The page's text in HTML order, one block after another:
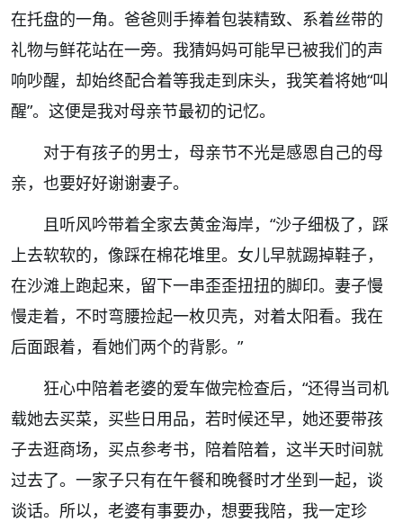
在托盘的一角。爸爸则手捧着包装精致、系着丝带的
礼物与鲜花站在一旁。我猜妈妈可能早已被我们的声
响吵醒，却始终配合着等我走到床头，我笑着将她“叫
醒”。这便是我对母亲节最初的记忆。
对于有孩子的男士，母亲节不光是感恩自己的母
亲，也要好好谢谢妻子。
且听风吟带着全家去黄金海岸，“沙子细极了，踩
上去软软的，像踩在棉花堆里。女儿早就踢掉鞋子，
在沙滩上跑起来，留下一串歪歪扭扭的脚印。妻子慢
慢走着，不时弯腰捡起一枚贝壳，对着太阳看。我在
后面跟着，看她们两个的背影。”
狂心中陪着老婆的爱车做完检查后，“还得当司机
载她去买菜，买些日用品，若时候还早，她还要带孩
子去逛商场，买点参考书，陪着陪着，这半天时间就
过去了。一家子只有在午餐和晚餐时才坐到一起，谈
谈话。所以，老婆有事要办，想要我陪，我一定珍